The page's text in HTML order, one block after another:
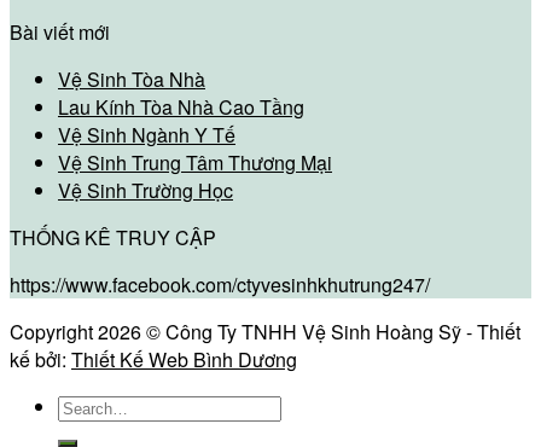
Bài viết mới
Vệ Sinh Tòa Nhà
Lau Kính Tòa Nhà Cao Tầng
Vệ Sinh Ngành Y Tế
Vệ Sinh Trung Tâm Thương Mại
Vệ Sinh Trường Học
THỐNG KÊ TRUY CẬP
https://www.facebook.com/ctyvesinhkhutrung247/
Copyright 2026 © Công Ty TNHH Vệ Sinh Hoàng Sỹ - Thiết
kế bởi: Thiết Kế Web Bình Dương